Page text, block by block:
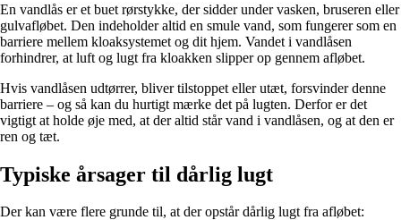
En vandlås er et buet rørstykke, der sidder under vasken, bruseren eller
gulvafløbet. Den indeholder altid en smule vand, som fungerer som en
barriere mellem kloaksystemet og dit hjem. Vandet i vandlåsen
forhindrer, at luft og lugt fra kloakken slipper op gennem afløbet.
Hvis vandlåsen udtørrer, bliver tilstoppet eller utæt, forsvinder denne
barriere – og så kan du hurtigt mærke det på lugten. Derfor er det
vigtigt at holde øje med, at der altid står vand i vandlåsen, og at den er
ren og tæt.
Typiske årsager til dårlig lugt
Der kan være flere grunde til, at der opstår dårlig lugt fra afløbet: